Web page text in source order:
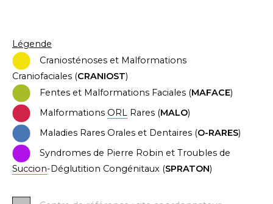
Légende
Craniosténoses et Malformations
Craniofaciales (CRANIOST)
Fentes et Malformations Faciales (MAFACE)
Malformations ORL Rares (MALO)
Maladies Rares Orales et Dentaires (O-RARES)
Syndromes de Pierre Robin et Troubles de
Succion-Déglutition Congénitaux (SPRATON)